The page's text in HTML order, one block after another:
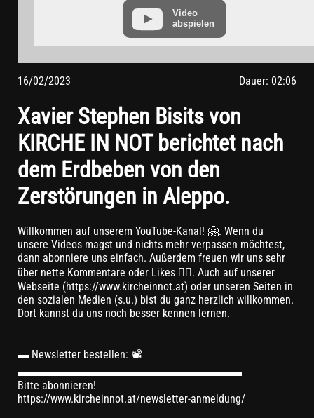
vorher aus Ihrem YouTube-Account ausloggen.
Wird ein YouTube-Video gestartet, setzt der Anbieter Cookies
ein, die Hinweise über das Nutzerverhalten sammeln.
Wer das Speichern von Cookies für das Google-Ads-Programm
deaktiviert hat, wird auch beim Anschauen von YouTube-
Videos mit keinen solchen Cookies rechnen müssen. YouTube
Nutzungsinformationen ab. Möchten Sie dies verhindern, so
müssen Sie das Speichern von Cookies im Browser blockieren.
Weitere Informationen zum Datenschutz bei „YouTube“ finden
Sie in der Datenschutzerklärung des Anbieters unter:
https://www.google.de/intl/de/policies/privacy/
Video
abspielen
16/02/2023 Dauer: 02:06
Xavier Stephen Bisits von
KIRCHE IN NOT berichtet nach
dem Erdbeben von den
Zerstörungen in Aleppo.
Willkommen auf unserem YouTube-Kanal! 🤗. Wenn du
unsere Videos magst und nichts mehr verpassen möchtest,
dann abonniere uns einfach. Außerdem freuen wir uns sehr
über nette Kommentare oder Likes 👍🏼. Auch auf unserer
Webseite (https://www.kircheinnot.at) oder unseren Seiten in
den sozialen Medien (s.u.) bist du ganz herzlich willkommen.
Dort kannst du uns noch besser kennen lernen.
▬ Newsletter bestellen: 📽
▬▬▬▬▬▬▬▬▬▬▬▬▬▬▬▬▬▬▬▬
Bitte abonnieren!
https://www.kircheinnot.at/newsletter-anmeldung/